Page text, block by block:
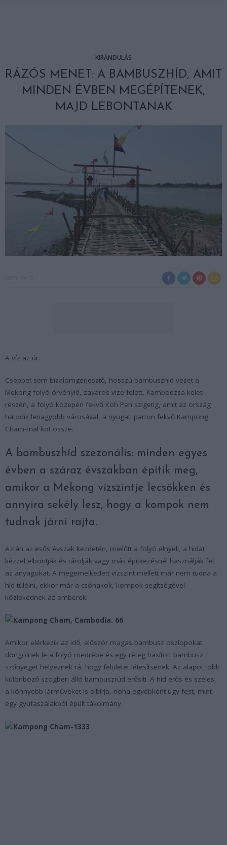
KIRÁNDULÁS
RÁZÓS MENET: A BAMBUSZHÍD, AMIT
MINDEN ÉVBEN MEGÉPÍTENEK,
MAJD LEBONTANAK
A víz az úr.
Cseppet sem bizalomgerjesztő, hosszú bambuszhíd vezet a
Mekong folyó örvénylő, zavaros vize felett, Kambodzsa keleti
részén, a folyó közepén fekvő Koh Pen szigetig, amit az ország
hatodik lenagyobb városával, a nyugati parton fekvő Kampong
Cham-mal köt össze.
A bambuszhíd szezonális: minden egyes
évben a száraz évszakban építik meg,
amikor a Mekong vízszintje lecsökken és
annyira sekély lesz, hogy a kompok nem
tudnak járni rajta.
Aztán az esős évszak kezdetén, mielőtt a folyó elnyeli, a hidat
kézzel elbontják és tárolják vagy más építkezésnél használják fel
az anyagokat. A megemelkedett vízszint mellett már nem tudna a
híd túlélni, ekkor már a csónakok, kompok segítségével
közlekednek az emberek.
Amikor elérkezik az idő, először magas bambusz oszlopokat
döngölnek le a folyó medrébe és egy réteg hasított bambusz
szőnyeget helyeznek rá, hogy felületet létesítsenek. Az alapot több
különböző szögben álló bambuszrúd erősíti. A híd erős és széles,
a könnyebb járműveket is elbírja, noha egyébként úgy fest, mint
egy gyufaszálakból épült tákolmány.